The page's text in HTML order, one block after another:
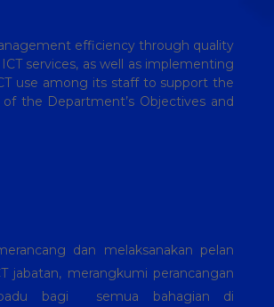
efficiency through quality
services, as well as implementing
use among its staff to support the
the Department’s Objectives and
dan melaksanakan pelan
jabatan, merangkumi perancangan
bagi semua bahagian di